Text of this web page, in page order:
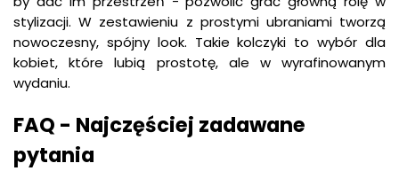
stylizacji. W zestawieniu z prostymi ubraniami tworzą
nowoczesny, spójny look. Takie kolczyki to wybór dla
kobiet, które lubią prostotę, ale w wyrafinowanym
wydaniu.
FAQ - Najczęściej zadawane
pytania